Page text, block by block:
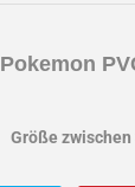
Pokemon
Größe zwischen